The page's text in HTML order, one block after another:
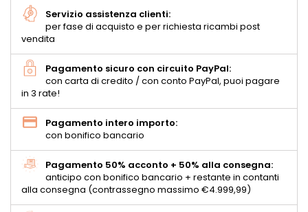
Servizio assistenza clienti:
per fase di acquisto e per richiesta ricambi post
vendita
Pagamento sicuro con circuito PayPal:
con carta di credito / con conto PayPal, puoi pagare
in 3 rate!
Pagamento intero importo:
con bonifico bancario
Pagamento 50% acconto + 50% alla consegna:
anticipo con bonifico bancario + restante in contanti
alla consegna (contrassegno massimo €4.999,99)